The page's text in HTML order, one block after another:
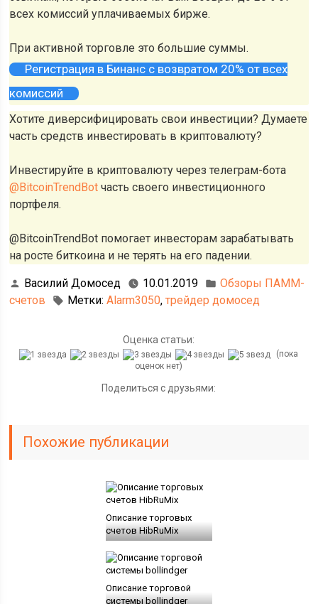
всех комиссий уплачиваемых бирже.
При активной торговле это большие суммы.
Регистрация в Бинанс с возвратом 20% от всех
комиссий
Хотите диверсифицировать свои инвестиции? Думаете
часть средств инвестировать в криптовалюту?
Инвестируйте в криптовалюту через телеграм-бота
@BitcoinTrendBot часть своего инвестиционного
портфеля.
@BitcoinTrendBot помогает инвесторам зарабатывать
на росте биткоина и не терять на его падении.
Василий Домосед 10.01.2019
Обзоры ПАММ-
счетов
Метки:Alarm3050,трейдер домосед
Оценка статьи:
(пока
оценок нет)
Поделиться с друзьями:
Похожие публикации
Описание торговых
счетов HibRuMix
Описание торговой
системы bollindger